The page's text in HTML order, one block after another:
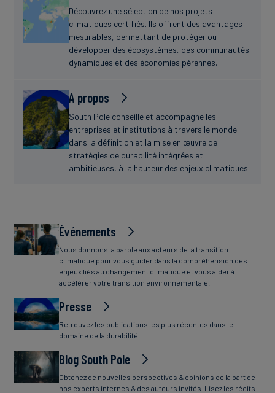
Découvrez une sélection de nos projets
climatiques certifiés. Ils offrent des avantages
mesurables, permettant de protéger ou
développer des écosystèmes, des communautés
dynamiques et des économies pérennes.
A propos
South Pole conseille et accompagne les
entreprises et institutions à travers le monde
dans la définition et la mise en œuvre de
stratégies de durabilité intégrées et
ambitieuses, à la hauteur des enjeux climatiques.
Événements
Nous donnons la parole aux acteurs de la transition
climatique pour vous guider dans la compréhension des
enjeux liés au changement climatique et vous aider à
accélérer votre transition environnementale.
Presse
Retrouvez les publications les plus récentes dans le
domaine de la durabilité.
Blog South Pole
Obtenez de nouvelles perspectives & opinions de la part de
nos experts internes & des auteurs invités. Lisez les récits